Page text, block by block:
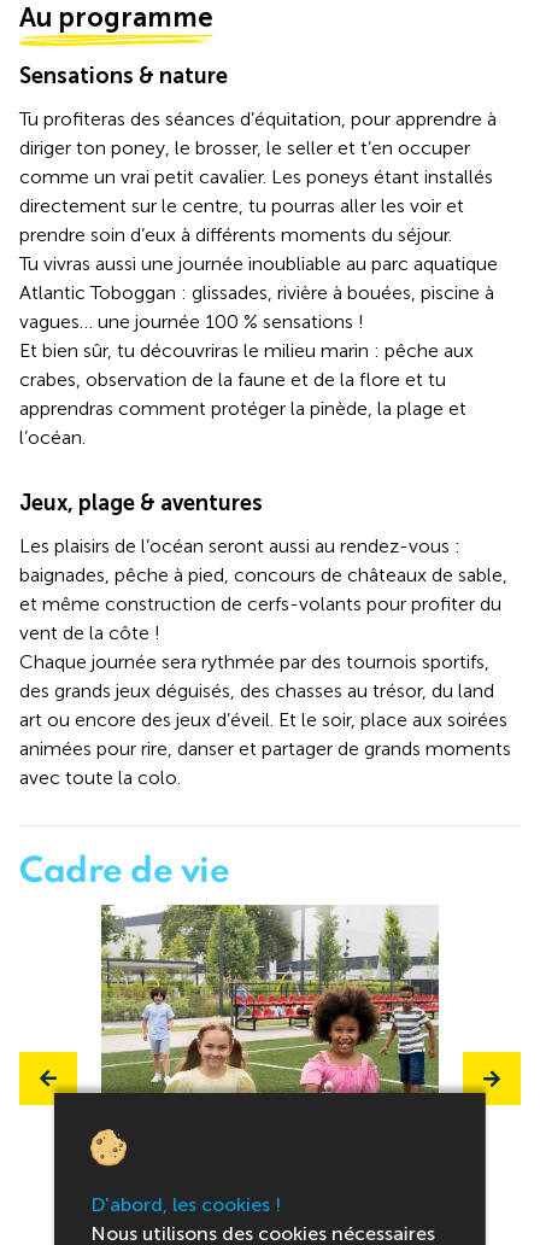
Au programme
Sensations & nature
Tu profiteras des séances d’équitation, pour apprendre à
diriger ton poney, le brosser, le seller et t’en occuper
comme un vrai petit cavalier. Les poneys étant installés
directement sur le centre, tu pourras aller les voir et
prendre soin d’eux à différents moments du séjour.
Tu vivras aussi une journée inoubliable au parc aquatique
Atlantic Toboggan : glissades, rivière à bouées, piscine à
vagues… une journée 100 % sensations !
Et bien sûr, tu découvriras le milieu marin : pêche aux
crabes, observation de la faune et de la flore et tu
apprendras comment protéger la pinède, la plage et
l’océan.
Jeux, plage & aventures
Les plaisirs de l’océan seront aussi au rendez-vous :
baignades, pêche à pied, concours de châteaux de sable,
et même construction de cerfs-volants pour profiter du
vent de la côte !
Chaque journée sera rythmée par des tournois sportifs,
des grands jeux déguisés, des chasses au trésor, du land
art ou encore des jeux d’éveil. Et le soir, place aux soirées
animées pour rire, danser et partager de grands moments
avec toute la colo.
Cadre de vie
D'abord, les cookies !
Nous utilisons des cookies nécessaires